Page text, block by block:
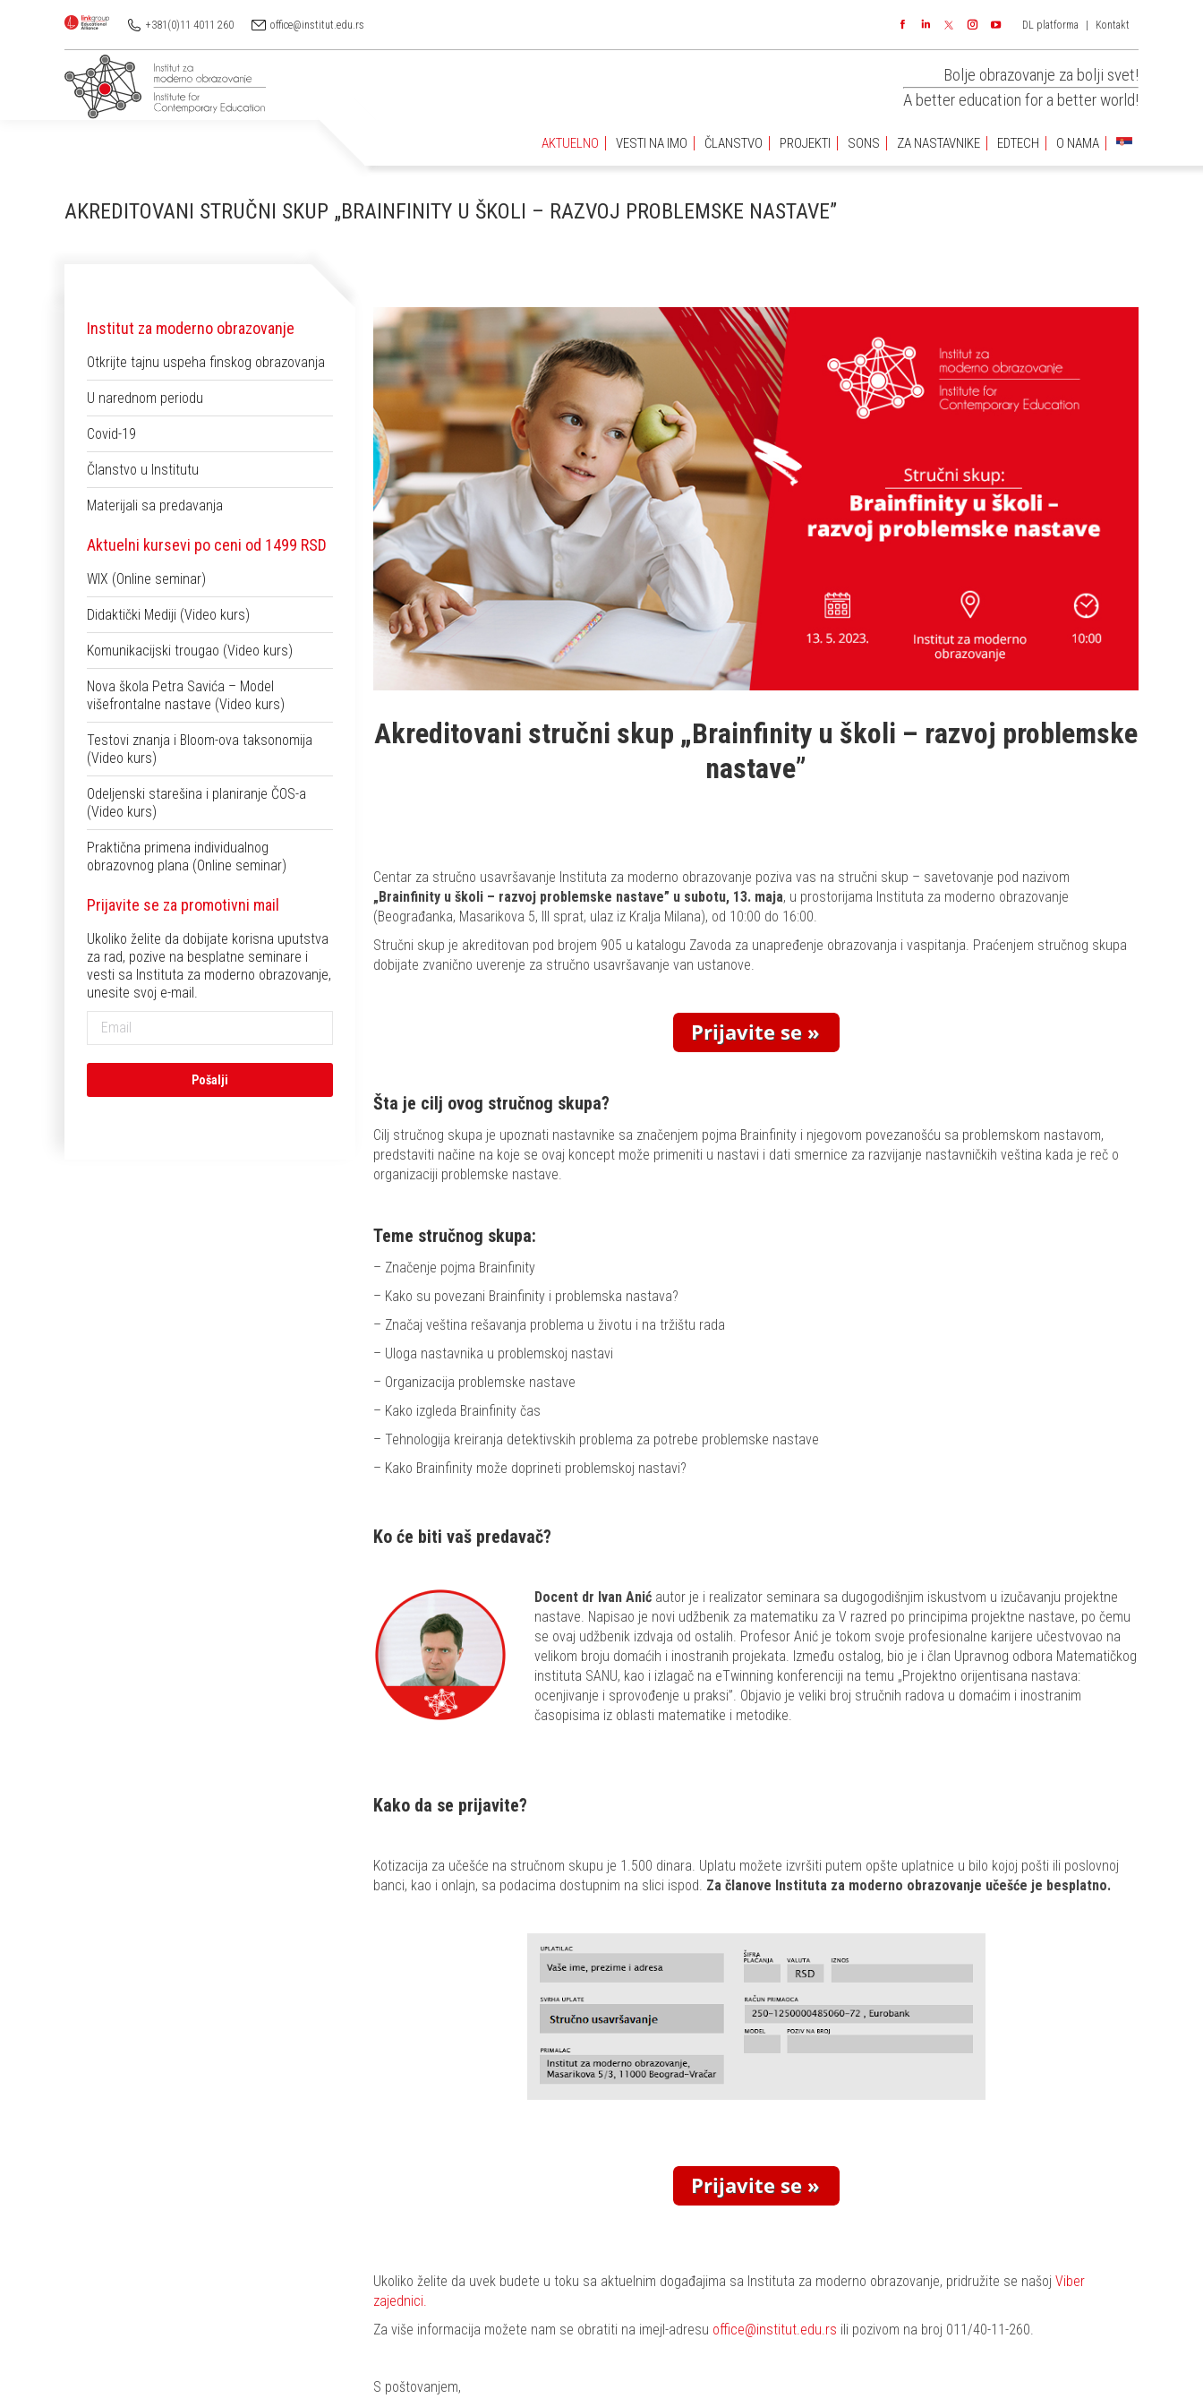
+381(0)11 4011 260 office@institut.edu.rs
FacebookLinkedin Instagram
DL platforma Kontakt
Bolje obrazovanje za bolji svet!
A better education for a better world!
AKTUELNO VESTI NA IMO ČLANSTVO PROJEKTI SONS ZA NASTAVNIKE EDTECH O NAMA
AKREDITOVANI STRUČNI SKUP „BRAINFINITY U ŠKOLI – RAZVOJ PROBLEMSKE NASTAVE”
Akreditovani stručni skup „Brainfinity u školi – razvoj problemske
nastave”
Centar za stručno usavršavanje Instituta za moderno obrazovanje poziva vas na stručni skup – savetovanje pod nazivom
„Brainfinity u školi – razvoj problemske nastave” u subotu, 13. maja, u prostorijama Instituta za moderno obrazovanje
(Beograđanka, Masarikova 5, III sprat, ulaz iz Kralja Milana), od 10:00 do 16:00.
Stručni skup je akreditovan pod brojem 905 u katalogu Zavoda za unapređenje obrazovanja i vaspitanja. Praćenjem stručnog skupa
dobijate zvanično uverenje za stručno usavršavanje van ustanove.
Šta je cilj ovog stručnog skupa?
Cilj stručnog skupa je upoznati nastavnike sa značenjem pojma Brainfinity i njegovom povezanošću sa problemskom nastavom,
predstaviti načine na koje se ovaj koncept može primeniti u nastavi i dati smernice za razvijanje nastavničkih veština kada je reč o
organizaciji problemske nastave.
Teme stručnog skupa:
– Značenje pojma Brainfinity
– Kako su povezani Brainfinity i problemska nastava?
– Značaj veština rešavanja problema u životu i na tržištu rada
– Uloga nastavnika u problemskoj nastavi
– Organizacija problemske nastave
– Kako izgleda Brainfinity čas
– Tehnologija kreiranja detektivskih problema za potrebe problemske nastave
– Kako Brainfinity može doprineti problemskoj nastavi?
Ko će biti vaš predavač?
Docent dr Ivan Anić autor je i realizator seminara sa dugogodišnjim iskustvom u izučavanju projektne
nastave. Napisao je novi udžbenik za matematiku za V razred po principima projektne nastave, po čemu
se ovaj udžbenik izdvaja od ostalih. Profesor Anić je tokom svoje profesionalne karijere učestvovao na
velikom broju domaćih i inostranih projekata. Između ostalog, bio je i član Upravnog odbora Matematičkog
instituta SANU, kao i izlagač na eTwinning konferenciji na temu „Projektno orijentisana nastava:
ocenjivanje i sprovođenje u praksi”. Objavio je veliki broj stručnih radova u domaćim i inostranim
časopisima iz oblasti matematike i metodike.
Kako da se prijavite?
Kotizacija za učešće na stručnom skupu je 1.500 dinara. Uplatu možete izvršiti putem opšte uplatnice u bilo kojoj pošti ili poslovnoj
banci, kao i onlajn, sa podacima dostupnim na slici ispod. Za članove Instituta za moderno obrazovanje učešće je besplatno.
Ukoliko želite da uvek budete u toku sa aktuelnim događajima sa Instituta za moderno obrazovanje, pridružite se našoj Viber
zajednici
Za više informacija možete nam se obratiti na imejl-adresu office@institut.edu.rs ili pozivom na broj 011/40-11-260.
S poštovanjem,
Institut za moderno obrazovanje
Otkrijte tajnu uspeha finskog obrazovanja
U narednom periodu
Covid-19
Članstvo u Institutu
Materijali sa predavanja
Aktuelni kursevi po ceni od 1499 RSD
WIX (Online seminar)
Didaktički Mediji (Video kurs)
Komunikacijski trougao (Video kurs)
Nova škola Petra Savića – Model
višefrontalne nastave (Video kurs)
Testovi znanja i Bloom-ova taksonomija
(Video kurs)
Odeljenski starešina i planiranje ČOS-a
(Video kurs)
Praktična primena individualnog
obrazovnog plana (Online seminar)
Prijavite se za promotivni mail
Ukoliko želite da dobijate korisna uputstva
za rad, pozive na besplatne seminare i
vesti sa Instituta za moderno obrazovanje,
unesite svoj e-mail.
ZA NASTAVNIKE EDTECH O NAMA